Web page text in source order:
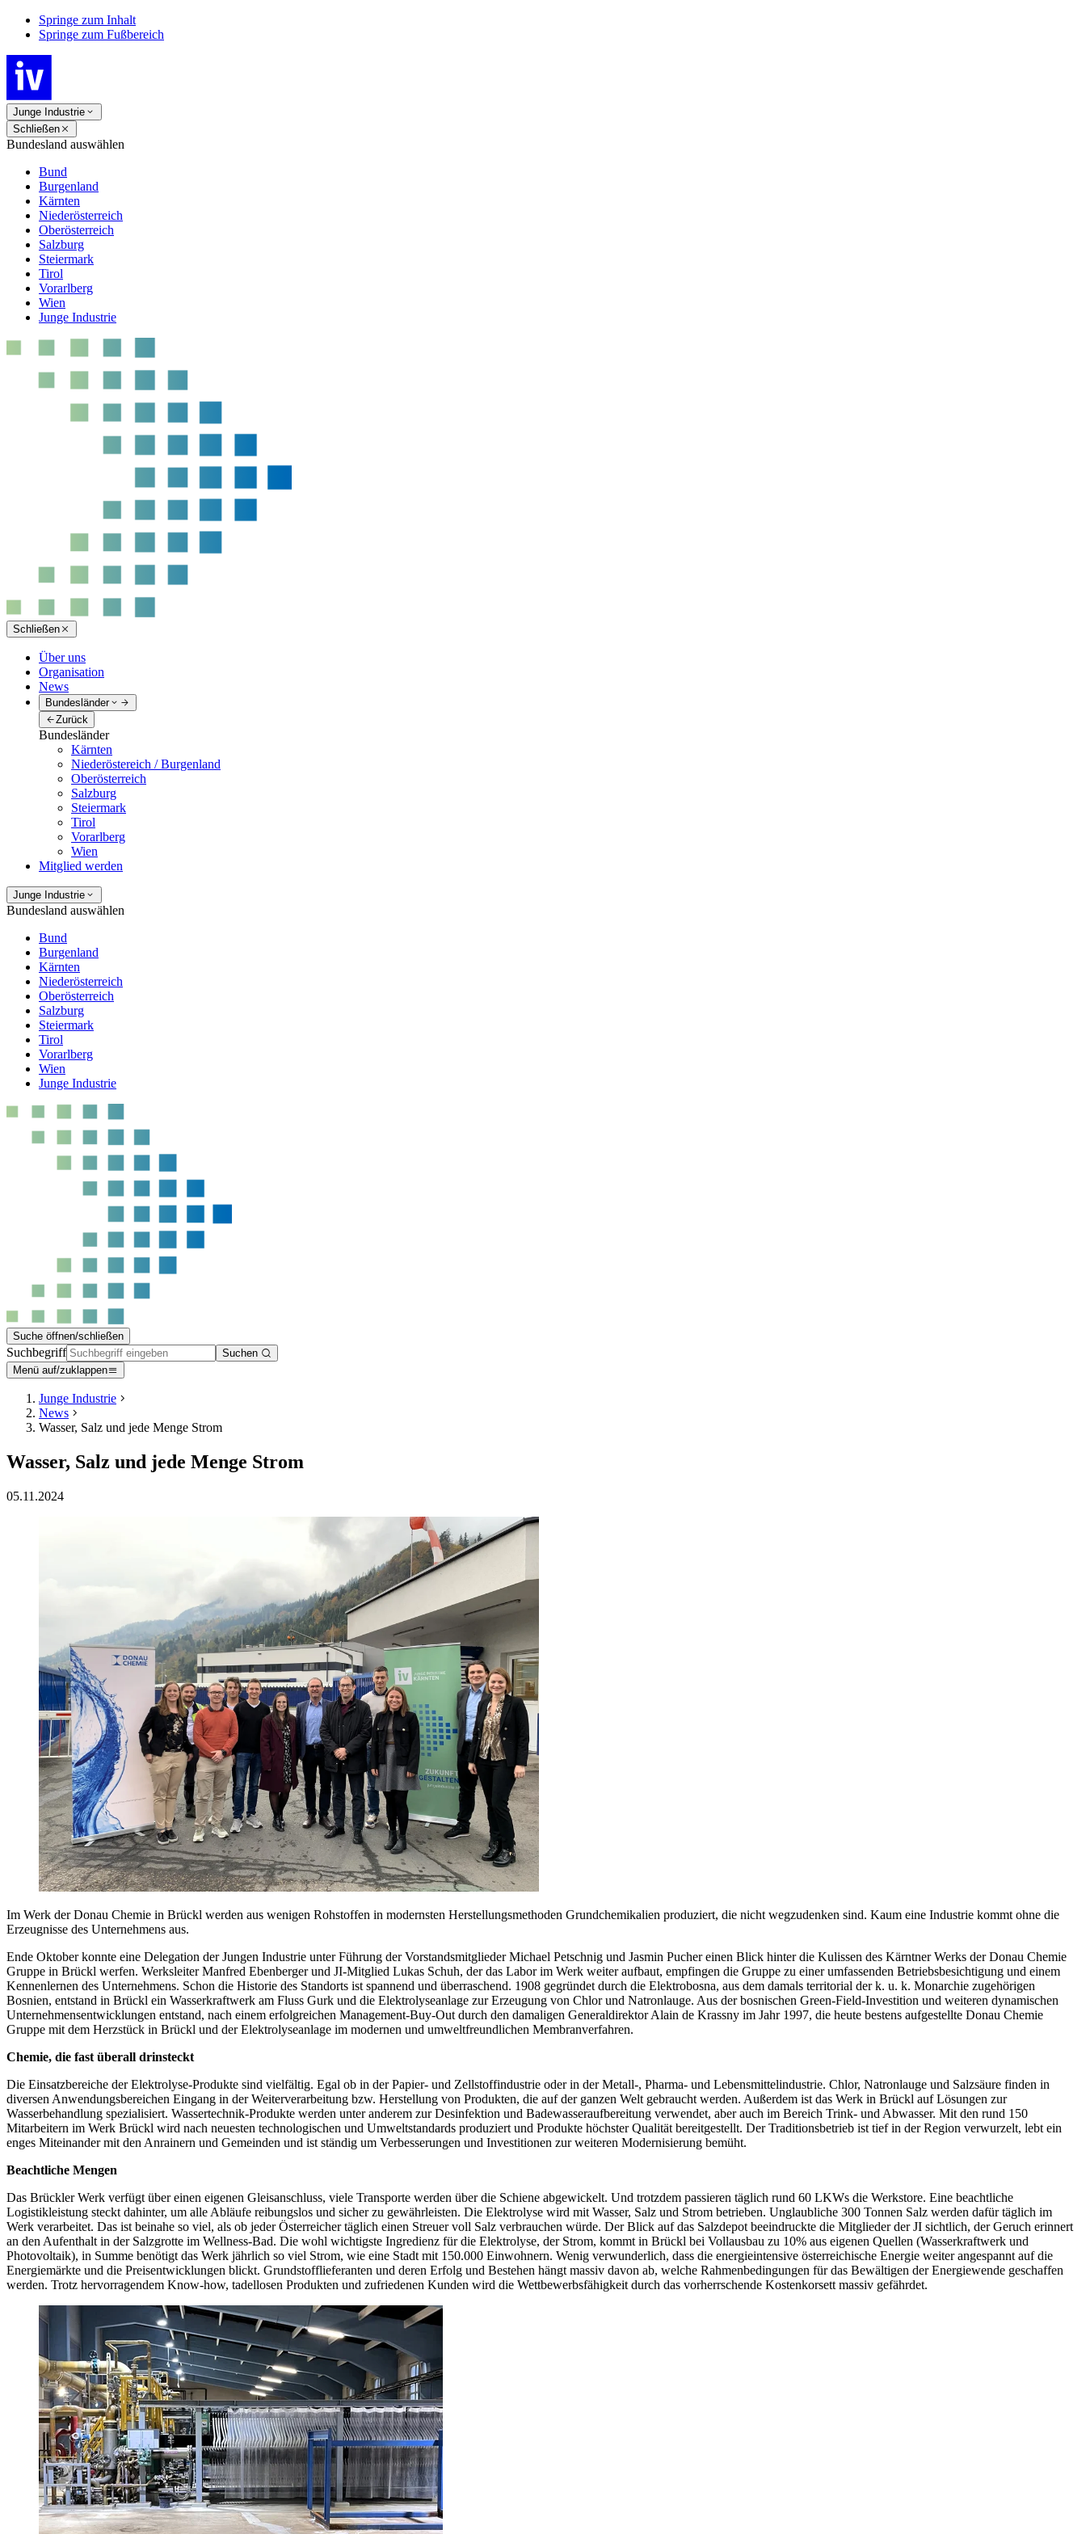
Springe zum Inhalt
Springe zum Fußbereich
Junge Industrie
Schließen
Bundesland auswählen
Bund
Burgenland
Kärnten
Niederösterreich
Oberösterreich
Salzburg
Steiermark
Tirol
Vorarlberg
Wien
Junge Industrie
Schließen
Über uns
Organisation
News
Bundesländer
Zurück
Bundesländer
Kärnten
Niederöstereich / Burgenland
Oberösterreich
Salzburg
Steiermark
Tirol
Vorarlberg
Wien
Mitglied werden
Junge Industrie
Bundesland auswählen
Bund
Burgenland
Kärnten
Niederösterreich
Oberösterreich
Salzburg
Steiermark
Tirol
Vorarlberg
Wien
Junge Industrie
Suche öffnen/schließen
Suchbegriff
Suchen
Menü auf/zuklappen
Junge Industrie
News
Wasser, Salz und jede Menge Strom
Wasser, Salz und jede Menge Strom
05.11.2024
Im Werk der Donau Chemie in Brückl werden aus wenigen Rohstoffen in modernsten Herstellungsmethoden Grundchemikalien produziert, die nicht wegzudenken sind. Kaum eine Industrie kommt ohne die
Erzeugnisse des Unternehmens aus.
Ende Oktober konnte eine Delegation der Jungen Industrie unter Führung der Vorstandsmitglieder Michael Petschnig und Jasmin Pucher einen Blick hinter die Kulissen des Kärntner Werks der Donau Chemie
Gruppe in Brückl werfen. Werksleiter Manfred Ebenberger und JI-Mitglied Lukas Schuh, der das Labor im Werk weiter aufbaut, empfingen die Gruppe zu einer umfassenden Betriebsbesichtigung und einem
Kennenlernen des Unternehmens. Schon die Historie des Standorts ist spannend und überraschend. 1908 gegründet durch die Elektrobosna, aus dem damals territorial der k. u. k. Monarchie zugehörigen
Bosnien, entstand in Brückl ein Wasserkraftwerk am Fluss Gurk und die Elektrolyseanlage zur Erzeugung von Chlor und Natronlauge. Aus der bosnischen Green-Field-Investition und weiteren dynamischen
Unternehmensentwicklungen entstand, nach einem erfolgreichen Management-Buy-Out durch den damaligen Generaldirektor Alain de Krassny im Jahr 1997, die heute bestens aufgestellte Donau Chemie
Gruppe mit dem Herzstück in Brückl und der Elektrolyseanlage im modernen und umweltfreundlichen Membranverfahren.
Chemie, die fast überall drinsteckt
Die Einsatzbereiche der Elektrolyse-Produkte sind vielfältig. Egal ob in der Papier- und Zellstoffindustrie oder in der Metall-, Pharma- und Lebensmittelindustrie. Chlor, Natronlauge und Salzsäure finden in
diversen Anwendungsbereichen Eingang in der Weiterverarbeitung bzw. Herstellung von Produkten, die auf der ganzen Welt gebraucht werden. Außerdem ist das Werk in Brückl auf Lösungen zur
Wasserbehandlung spezialisiert. Wassertechnik-Produkte werden unter anderem zur Desinfektion und Badewasseraufbereitung verwendet, aber auch im Bereich Trink- und Abwasser. Mit den rund 150
Mitarbeitern im Werk Brückl wird nach neuesten technologischen und Umweltstandards produziert und Produkte höchster Qualität bereitgestellt. Der Traditionsbetrieb ist tief in der Region verwurzelt, lebt ein
enges Miteinander mit den Anrainern und Gemeinden und ist ständig um Verbesserungen und Investitionen zur weiteren Modernisierung bemüht.
Beachtliche Mengen
Das Brückler Werk verfügt über einen eigenen Gleisanschluss, viele Transporte werden über die Schiene abgewickelt. Und trotzdem passieren täglich rund 60 LKWs die Werkstore. Eine beachtliche
Logistikleistung steckt dahinter, um alle Abläufe reibungslos und sicher zu gewährleisten. Die Elektrolyse wird mit Wasser, Salz und Strom betrieben. Unglaubliche 300 Tonnen Salz werden dafür täglich im
Werk verarbeitet. Das ist beinahe so viel, als ob jeder Österreicher täglich einen Streuer voll Salz verbrauchen würde. Der Blick auf das Salzdepot beeindruckte die Mitglieder der JI sichtlich, der Geruch erinnert
an den Aufenthalt in der Salzgrotte im Wellness-Bad. Die wohl wichtigste Ingredienz für die Elektrolyse, der Strom, kommt in Brückl bei Vollausbau zu 10% aus eigenen Quellen (Wasserkraftwerk und
Photovoltaik), in Summe benötigt das Werk jährlich so viel Strom, wie eine Stadt mit 150.000 Einwohnern. Wenig verwunderlich, dass die energieintensive österreichische Energie weiter angespannt auf die
Energiemärkte und die Preisentwicklungen blickt. Grundstofflieferanten und deren Erfolg und Bestehen hängt massiv davon ab, welche Rahmenbedingungen für das Bewältigen der Energiewende geschaffen
werden. Trotz hervorragendem Know-how, tadellosen Produkten und zufriedenen Kunden wird die Wettbewerbsfähigkeit durch das vorherrschende Kostenkorsett massiv gefährdet.